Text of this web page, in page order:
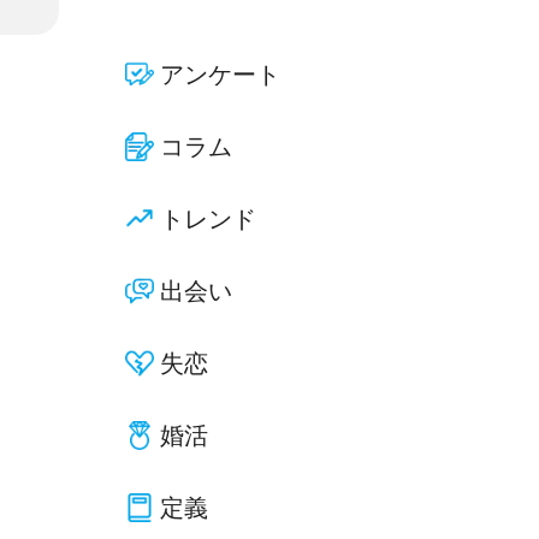
アンケート
コラム
トレンド
出会い
失恋
婚活
定義